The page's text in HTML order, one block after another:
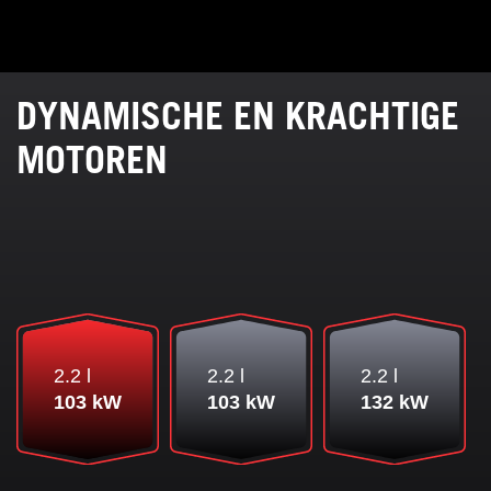
DYNAMISCHE EN KRACHTIGE
MOTOREN
2.2 l
103 kW
2.2 l
103 kW
2.2 l
132 kW